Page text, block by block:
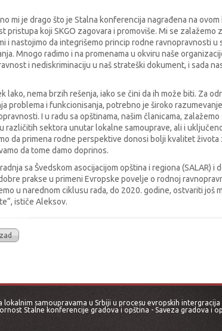
mi je drago što je Stalna konferencija nagrađena na
pristupa koji SKGO zagovara i promoviše. Mi se zalažemo
i nastojimo da integrišemo princip rodne ravnopravnosti u
Mnogo radimo i na promenama u okviru naše
i nediskriminaciju u naš strateški dokument, i sada
lako, nema brzih rešenja, iako se čini da ih može biti. Za
problema i funkcionisanja, potrebno je široko
I u radu sa opštinama, našim članicama,
različitih sektora unutar lokalne samouprave, ali i
da primena rodne perspektive donosi bolji kvalitet života
da tome damo doprinos.
sa Švedskom asocijacijom opština i regiona (SALAR) i
prakse u primeni Evropske povelje o rodnoj
u narednom ciklusu rada, do 2020. godine, ostvariti još
ističe Aleksov.
samoupravama u Srbiji u procesu evropskih
Stalne konferencije gradova i opština - Saveza gradova i